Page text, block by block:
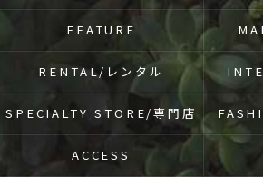
FEATURE
RENTAL/レンタル
SPECIALTY STORE/専門店
ACCESS